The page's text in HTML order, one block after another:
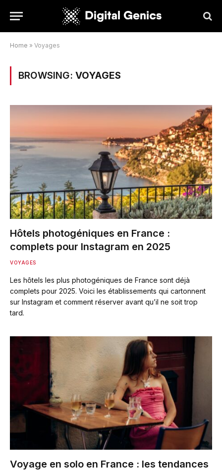
Home » Voyages
BROWSING: VOYAGES
Hôtels photogéniques en France :
complets pour Instagram en 2025
VOYAGES
Les hôtels les plus photogéniques de France sont déjà
complets pour 2025. Voici les établissements qui cartonnent
sur Instagram et comment réserver avant qu’il ne soit trop
tard.
Voyage en solo en France : les tendances